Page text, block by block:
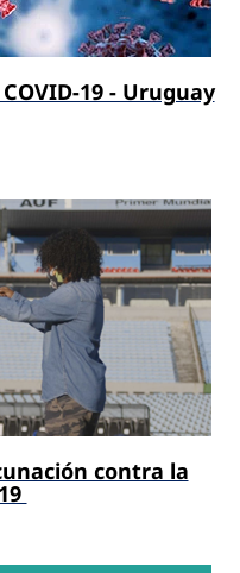
19 - Uruguay
contra la